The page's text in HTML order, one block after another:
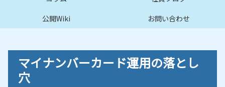
公開Wiki
お問い合わせ
マイナンバーカード運用の落とし
穴